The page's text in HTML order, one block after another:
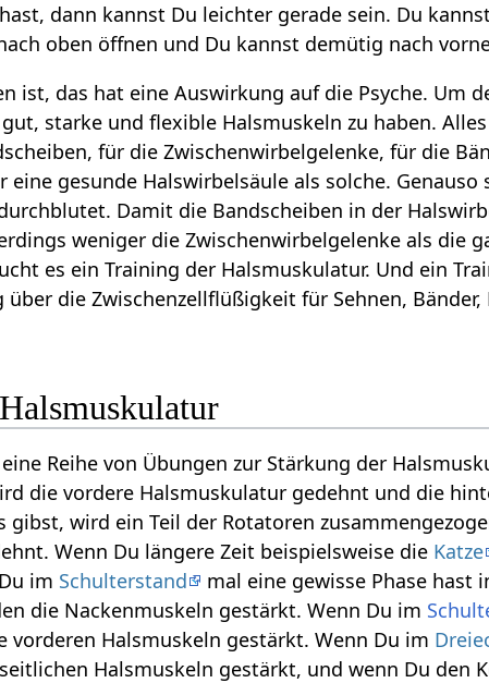
dann kannst Du leichter gerade sein. Du
oben öffnen und Du kannst demütig nach
ist, das hat eine Auswirkung auf die Psyche. Um
starke und flexible Halsmuskeln zu haben.
für die Zwischenwirbelgelenke, für die
gesunde Halswirbelsäule als solche.
Damit die Bandscheiben in der
weniger die Zwischenwirbelgelenke als die
es ein Training der Halsmuskulatur. Und ein
die Zwischenzellflüßigkeit für Sehnen,
Reihe von Übungen zur Stärkung der
die vordere Halsmuskulatur gedehnt und die
gibst, wird ein Teil der Rotatoren
Wenn Du längere Zeit beispielsweise die Katze
im Schulterstand
mal eine gewisse Phase
die Nackenmuskeln gestärkt. Wenn Du im
vorderen Halsmuskeln gestärkt. Wenn Du im
Halsmuskeln gestärkt, und wenn Du den